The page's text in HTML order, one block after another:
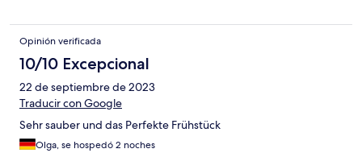
Opinión verificada
10/10 Excepcional
22 de septiembre de 2023
Traducir con Google
Sehr sauber und das Perfekte Frühstück
Olga, se hospedó 2 noches